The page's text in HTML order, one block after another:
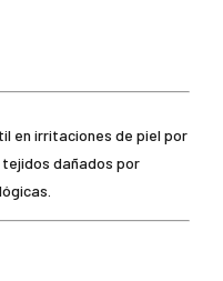
en irritaciones de piel por
dañados por